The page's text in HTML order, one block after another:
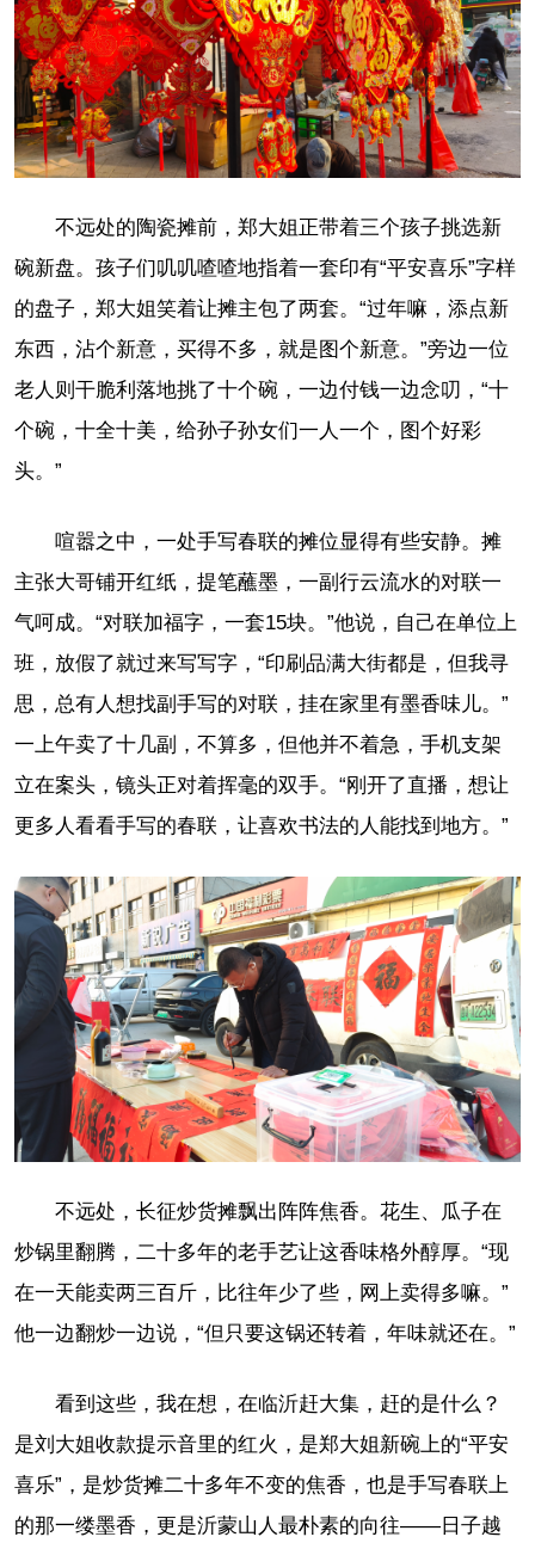
不远处的陶瓷摊前，郑大姐正带着三个孩子挑选新
碗新盘。孩子们叽叽喳喳地指着一套印有“平安喜乐”字样
的盘子，郑大姐笑着让摊主包了两套。“过年嘛，添点新
东西，沾个新意，买得不多，就是图个新意。”旁边一位
老人则干脆利落地挑了十个碗，一边付钱一边念叨，“十
个碗，十全十美，给孙子孙女们一人一个，图个好彩
头。”
喧嚣之中，一处手写春联的摊位显得有些安静。摊
主张大哥铺开红纸，提笔蘸墨，一副行云流水的对联一
气呵成。“对联加福字，一套15块。”他说，自己在单位上
班，放假了就过来写写字，“印刷品满大街都是，但我寻
思，总有人想找副手写的对联，挂在家里有墨香味儿。”
一上午卖了十几副，不算多，但他并不着急，手机支架
立在案头，镜头正对着挥毫的双手。“刚开了直播，想让
更多人看看手写的春联，让喜欢书法的人能找到地方。”
不远处，长征炒货摊飘出阵阵焦香。花生、瓜子在
炒锅里翻腾，二十多年的老手艺让这香味格外醇厚。“现
在一天能卖两三百斤，比往年少了些，网上卖得多嘛。”
他一边翻炒一边说，“但只要这锅还转着，年味就还在。”
看到这些，我在想，在临沂赶大集，赶的是什么？
是刘大姐收款提示音里的红火，是郑大姐新碗上的“平安
喜乐”，是炒货摊二十多年不变的焦香，也是手写春联上
的那一缕墨香，更是沂蒙山人最朴素的向往——日子越